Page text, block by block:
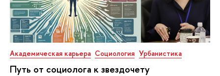
Академическая карьера Социология Урбанистика
Путь от социолога к звездочету